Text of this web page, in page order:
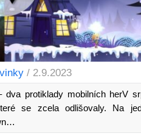
/ 2.9.2023
dva protiklady mobilních herV
se zcela odlišovaly. Na